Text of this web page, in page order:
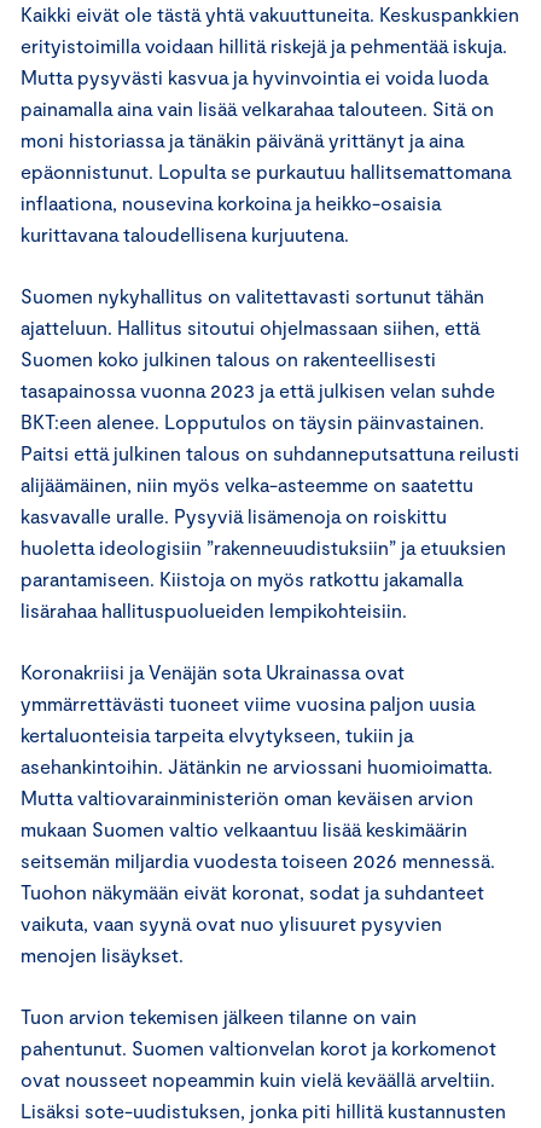
Kaikki eivät ole tästä yhtä vakuuttuneita. Keskuspankkien
erityistoimilla voidaan hillitä riskejä ja pehmentää iskuja.
Mutta pysyvästi kasvua ja hyvinvointia ei voida luoda
painamalla aina vain lisää velkarahaa talouteen. Sitä on
moni historiassa ja tänäkin päivänä yrittänyt ja aina
epäonnistunut. Lopulta se purkautuu hallitsemattomana
inflaationa, nousevina korkoina ja heikko-osaisia
kurittavana taloudellisena kurjuutena.
Suomen nykyhallitus on valitettavasti sortunut tähän
ajatteluun. Hallitus sitoutui ohjelmassaan siihen, että
Suomen koko julkinen talous on rakenteellisesti
tasapainossa vuonna 2023 ja että julkisen velan suhde
BKT:een alenee. Lopputulos on täysin päinvastainen.
Paitsi että julkinen talous on suhdanneputsattuna reilusti
alijäämäinen, niin myös velka-asteemme on saatettu
kasvavalle uralle. Pysyviä lisämenoja on roiskittu
huoletta ideologisiin ”rakenneuudistuksiin” ja etuuksien
parantamiseen. Kiistoja on myös ratkottu jakamalla
lisärahaa hallituspuolueiden lempikohteisiin.
Koronakriisi ja Venäjän sota Ukrainassa ovat
ymmärrettävästi tuoneet viime vuosina paljon uusia
kertaluonteisia tarpeita elvytykseen, tukiin ja
asehankintoihin. Jätänkin ne arviossani huomioimatta.
Mutta valtiovarainministeriön oman keväisen arvion
mukaan Suomen valtio velkaantuu lisää keskimäärin
seitsemän miljardia vuodesta toiseen 2026 mennessä.
Tuohon näkymään eivät koronat, sodat ja suhdanteet
vaikuta, vaan syynä ovat nuo ylisuuret pysyvien
menojen lisäykset.
Tuon arvion tekemisen jälkeen tilanne on vain
pahentunut. Suomen valtionvelan korot ja korkomenot
ovat nousseet nopeammin kuin vielä keväällä arveltiin.
Lisäksi sote-uudistuksen, jonka piti hillitä kustannusten